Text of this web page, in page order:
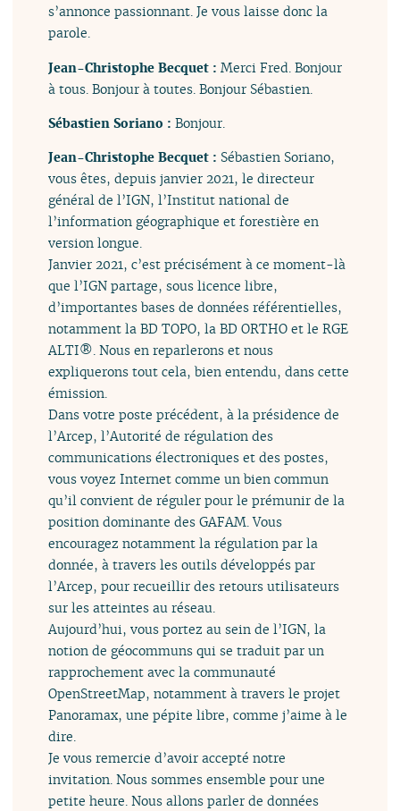
s’annonce passionnant. Je vous laisse donc la
parole.
Jean-Christophe Becquet :Merci Fred. Bonjour
à tous. Bonjour à toutes. Bonjour Sébastien.
Sébastien Soriano :Bonjour.
Jean-Christophe Becquet : Sébastien Soriano,
vous êtes, depuis janvier 2021, le directeur
général de l’IGN, l’Institut national de
l’information géographique et forestière en
version longue.
Janvier 2021, c’est précisément à ce moment-là
que l’IGN partage, sous licence libre,
d’importantes bases de données référentielles,
notamment la BD TOPO, la BD ORTHO et le RGE
ALTI®. Nous en reparlerons et nous
expliquerons tout cela, bien entendu, dans cette
émission.
Dans votre poste précédent, à la présidence de
l’Arcep, l’Autorité de régulation des
communications électroniques et des postes,
vous voyez Internet comme un bien commun
qu’il convient de réguler pour le prémunir de la
position dominante des GAFAM. Vous
encouragez notamment la régulation par la
donnée, à travers les outils développés par
l’Arcep, pour recueillir des retours utilisateurs
sur les atteintes au réseau.
Aujourd’hui, vous portez au sein de l’IGN, la
notion de géocommuns qui se traduit par un
rapprochement avec la communauté
OpenStreetMap, notamment à travers le projet
Panoramax, une pépite libre, comme j’aime à le
dire.
Je vous remercie d’avoir accepté notre
invitation. Nous sommes ensemble pour une
petite heure. Nous allons parler de données